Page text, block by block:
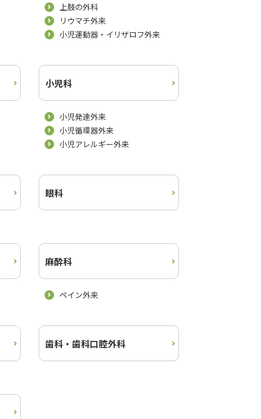
上肢の外科
リウマチ外来
小児運動器・イリザロフ外来
小児科
小児発達外来
小児循環器外来
小児アレルギー外来
眼科
麻酔科
ペイン外来
歯科・歯科口腔外科